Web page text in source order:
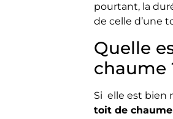
pourtant, la
de celle d’une
Quelle
chaume
Si elle est bien
toit de